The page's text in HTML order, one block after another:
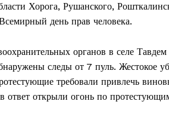
Хорога, Рушанского,
день прав человека.
органов в селе
следы от 7 пуль. Жестокое
требовали привлечь
ответ открыли огонь по